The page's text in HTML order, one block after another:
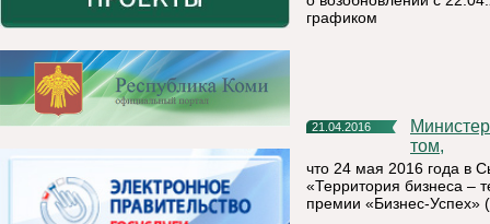
графиком
21.04.2016
Министерство экономики Республики Коми информирует о
том,
что 24 мая 2016 года в
«Территория бизнеса –
премии «Бизнес-